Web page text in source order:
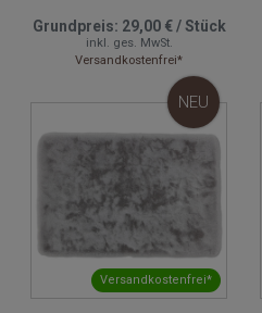
Grundpreis: 29,00 €/Stück
inkl. ges. MwSt.
Versandkostenfrei*
Versandkostenfrei*
NEU